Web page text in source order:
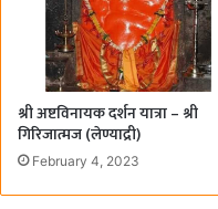
श्री अष्टविनायक दर्शन यात्रा – श्री
गिरिजात्मज (लेण्याद्री)
February 4, 2023